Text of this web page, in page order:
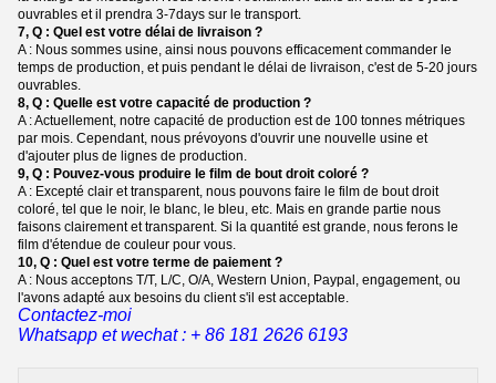
ouvrables et il prendra 3-7days sur le transport.
7, Q : Quel est votre délai de livraison ?
A : Nous sommes usine, ainsi nous pouvons efficacement commander le
temps de production, et puis pendant le délai de livraison, c'est de 5-20 jours
ouvrables.
8, Q : Quelle est votre capacité de production ?
A : Actuellement, notre capacité de production est de 100 tonnes métriques
par mois. Cependant, nous prévoyons d'ouvrir une nouvelle usine et
d'ajouter plus de lignes de production.
9, Q : Pouvez-vous produire le film de bout droit coloré ?
A : Excepté clair et transparent, nous pouvons faire le film de bout droit
coloré, tel que le noir, le blanc, le bleu, etc. Mais en grande partie nous
faisons clairement et transparent. Si la quantité est grande, nous ferons le
film d'étendue de couleur pour vous.
10, Q : Quel est votre terme de paiement ?
A : Nous acceptons T/T, L/C, O/A, Western Union, Paypal, engagement, ou
l'avons adapté aux besoins du client s'il est acceptable.
Contactez-moi
Whatsapp et wechat : + 86 181 2626 6193